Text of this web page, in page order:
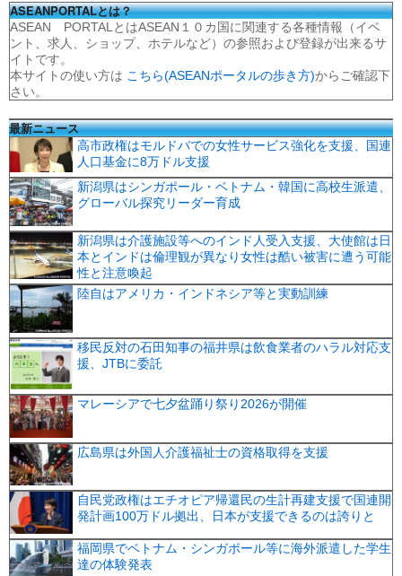
ASEANPORTALとは？
ASEAN PORTALとはASEAN１０カ国に関連する各種情報（イベ
ント、求人、ショップ、ホテルなど）の参照および登録が出来るサ
イトです。
本サイトの使い方は こちら(ASEANポータルの歩き方)からご確認下
さい。
最新ニュース
高市政権はモルドバでの女性サービス強化を支援、国連
人口基金に8万ドル支援
新潟県はシンガポール・ベトナム・韓国に高校生派遣、
グローバル探究リーダー育成
新潟県は介護施設等へのインド人受入支援、大使館は日
本とインドは倫理観が異なり女性は酷い被害に遭う可能
性と注意喚起
陸自はアメリカ・インドネシア等と実動訓練
移民反対の石田知事の福井県は飲食業者のハラル対応支
援、JTBに委託
マレーシアで七夕盆踊り祭り2026が開催
広島県は外国人介護福祉士の資格取得を支援
自民党政権はエチオピア帰還民の生計再建支援で国連開
発計画100万ドル拠出、日本が支援できるのは誇りと
福岡県でベトナム・シンガポール等に海外派遣した学生
達の体験発表